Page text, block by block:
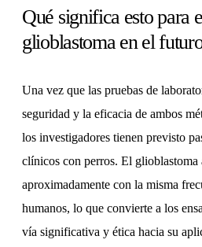
Qué significa esto para
glioblastoma en el
Una vez que las pruebas de
seguridad y la eficacia de ambos
los investigadores tienen previsto
clínicos con perros. El glioblastoma
aproximadamente con la misma
humanos, lo que convierte a los
vía significativa y ética hacia su